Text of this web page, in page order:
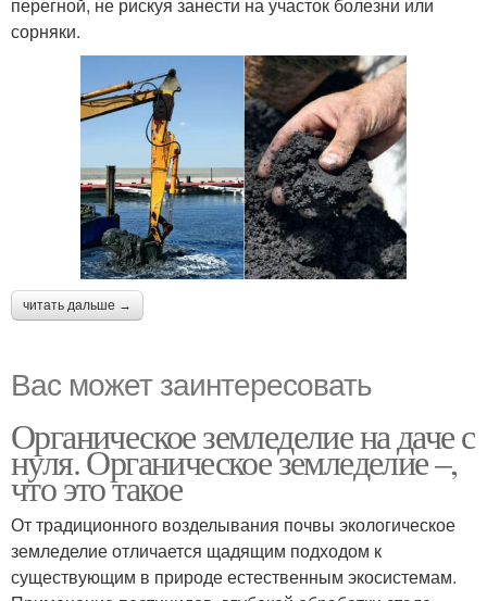
сорняки.
читать дальше →
Вас может заинтересовать
Органическое земледелие на даче с
нуля. Органическое земледелие –,
что это такое
От традиционного возделывания почвы экологическое
земледелие отличается щадящим подходом к
существующим в природе естественным экосистемам.